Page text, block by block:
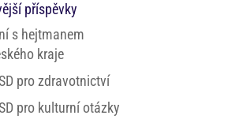
příspěvky
s hejtmanem
kraje
pro zdravotnictví
pro kulturní otázky